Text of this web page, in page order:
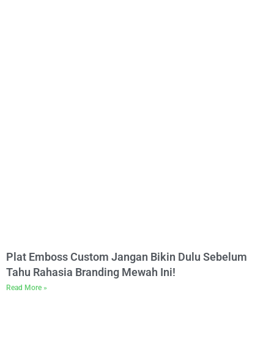
Plat Emboss Custom Jangan Bikin Dulu Sebelum
Tahu Rahasia Branding Mewah Ini!
Read More »